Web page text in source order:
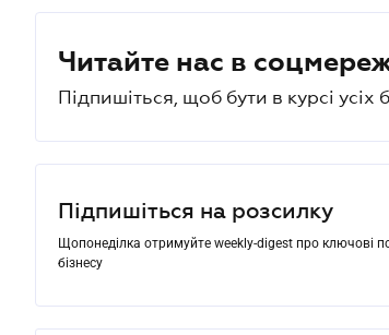
Читайте нас в
Підпишіться, щоб бути в курсі усіх
Підпишіться на розсилку
Щопонеділка отримуйте weekly-digest про ключові
бізнесу